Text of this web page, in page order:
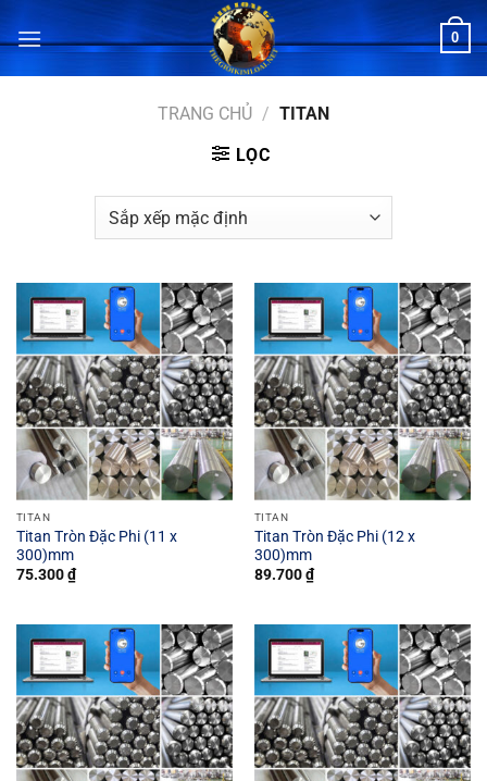
Bỏ
qua
0
TRANG CHỦ / TITAN
LỌC
TITAN
Titan Tròn Đặc Phi (11 x
300)mm
75.300₫
TITAN
Titan Tròn Đặc Phi (12 x
300)mm
89.700₫